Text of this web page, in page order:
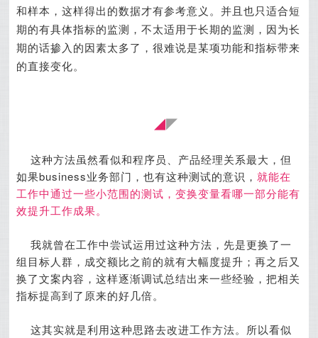
和样本，这样得出的数据才有参考意义。并且也只适合短
期的有具体指标的监测，不太适用于长期的监测，因为长
期的话掺入的因素太多了，很难说是某项功能和指标带来
的直接变化。
◢◤
这种方法虽然看似和程序员、产品经理关系最大，但
如果business业务部门，也有这种测试的意识，就能在
工作中通过一些小范围的测试，变换变量看哪一部分能有
效提升工作成果。
我就曾在工作中尝试运用过这种方法，先是更换了一
组目标人群，成交额比之前的就有大幅度提升；再之后又
换了文案内容，这样逐渐调试总结出来一些经验，把相关
指标提高到了原来的好几倍。
这其实就是利用这种思路去改进工作方法。 所以看似